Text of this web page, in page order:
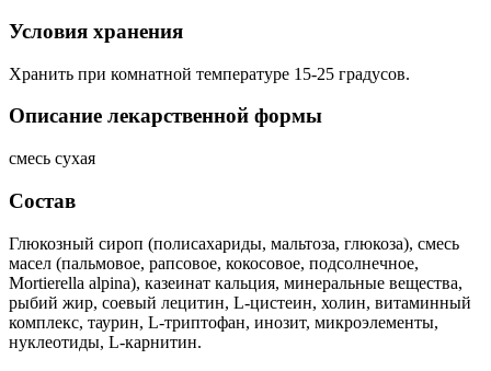
Условия хранения
Хранить при комнатной температуре 15-25 градусов.
Описание лекарственной формы
смесь сухая
Состав
Глюкозный сироп (полисахариды, мальтоза, глюкоза), смесь
масел (пальмовое, рапсовое, кокосовое, подсолнечное,
Mortierella alpina), казеинат кальция, минеральные вещества,
рыбий жир, соевый лецитин, L-цистеин, холин, витаминный
комплекс, таурин, L-триптофан, инозит, микроэлементы,
нуклеотиды, L-карнитин.